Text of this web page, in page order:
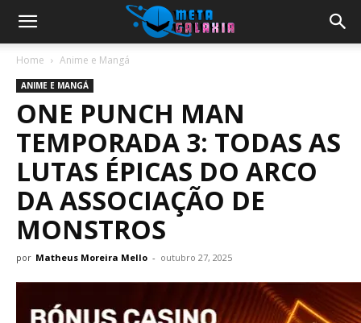
Home Anime e Mangá
ANIME E MANGÁ
ONE PUNCH MAN
TEMPORADA 3: TODAS AS
LUTAS ÉPICAS DO ARCO
DA ASSOCIAÇÃO DE
MONSTROS
por Matheus Moreira Mello - outubro 27, 2025